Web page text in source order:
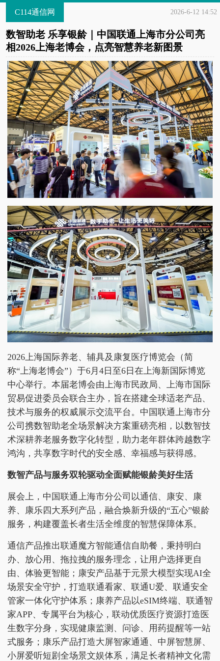
C114通信网 2026-6-12 14:52
数智助老 乐享银龄｜中国联通上海市分公司亮
相2026上海老博会，点亮智慧养老新图景
2026上海国际养老、辅具及康复医疗博览会（简
称“上海老博会”）于6月4日至6日在上海新国际博览
中心举行。本届老博会由上海市民政局、上海市国际
贸易促进委员会联合主办，旨在搭建全球适老产品、
技术与服务的权威展示交流平台。中国联通上海市分
公司携数智助老全场景解决方案重磅亮相，以数智技
术深耕养老服务数字化转型，助力老年群体跨越数字
鸿沟，共享数字时代的安全感、幸福感与获得感。
数智产品与服务双轮驱动全面赋能银龄美好生活
展会上，中国联通上海市分公司以通信、康安、康
养、康乐四大系列产品，融合焕新升级的“五心”银龄
服务，构建覆盖长者生活全维度的智慧保障体系。
通信产品推出联通魔方智能通信自助餐，秉持明白
办、放心用、拖拉拽的服务理念，让用户选择更自
由、体验更智能；康安产品基于元景大模型实现AI全
场景安全守护，打造联通看家、联通U爱、联通安全
管家一体化守护体系；康养产品以eSIM终端、联通智
家APP、专属平台为核心，联动优质医疗资源打造医
生数字分身，实现健康监测、问诊、用药提醒等一站
式服务；康乐产品打造大屏智家通通、中屏智慧屏、
小屏爱听短剧全场景文娱体系，满足长者精神文化需